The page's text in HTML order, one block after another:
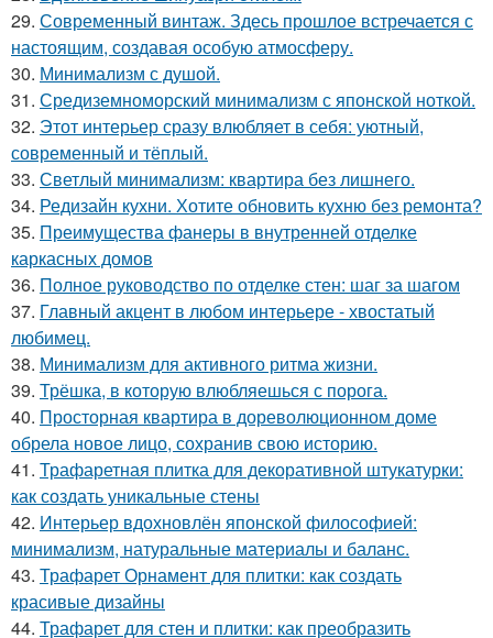
29. Современный винтаж. Здесь прошлое встречается с
настоящим, создавая особую атмосферу.
30. Минимализм с душой.
31. Средиземноморский минимализм с японской ноткой.
32. Этот интерьер сразу влюбляет в себя: уютный,
современный и тёплый.
33. Светлый минимализм: квартира без лишнего.
34. Редизайн кухни. Хотите обновить кухню без ремонта?
35. Преимущества фанеры в внутренней отделке
каркасных домов
36. Полное руководство по отделке стен: шаг за шагом
37. Главный акцент в любом интерьере - хвостатый
любимец.
38. Минимализм для активного ритма жизни.
39. Трёшка, в которую влюбляешься с порога.
40. Просторная квартира в дореволюционном доме
обрела новое лицо, сохранив свою историю.
41. Трафаретная плитка для декоративной штукатурки:
как создать уникальные стены
42. Интерьер вдохновлён японской философией:
минимализм, натуральные материалы и баланс.
43. Трафарет Орнамент для плитки: как создать
красивые дизайны
44. Трафарет для стен и плитки: как преобразить